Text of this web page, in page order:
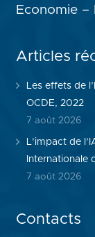
Economie
Articles
Les effets de
OCDE, 2022
7 août 2026
L’impact de
Internationale
7 août 2026
Contacts